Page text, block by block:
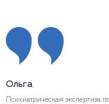
Ольга
Психиатрическая экспертиза